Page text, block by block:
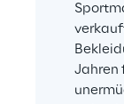
Jahren